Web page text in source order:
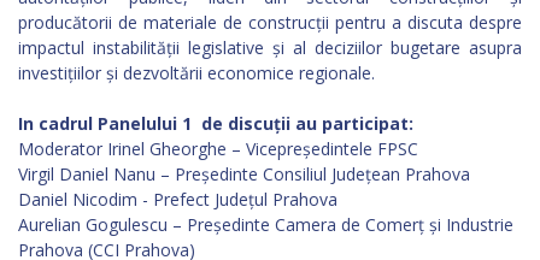
producătorii de materiale de construcții pentru a discuta despre
impactul instabilității legislative și al deciziilor bugetare asupra
investițiilor și dezvoltării economice regionale.
In cadrul Panelului 1 de discuții au participat:
Moderator Irinel Gheorghe – Vicepreședintele FPSC
Virgil Daniel Nanu – Președinte Consiliul Județean Prahova
Daniel Nicodim - Prefect Județul Prahova
Aurelian Gogulescu – Președinte Camera de Comerț și Industrie
Prahova (CCI Prahova)